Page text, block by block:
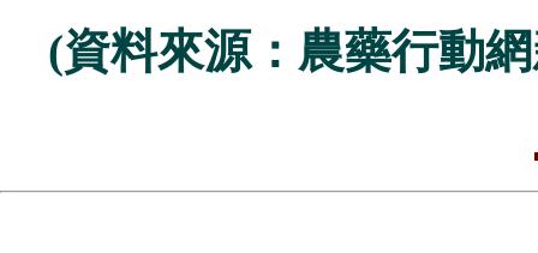
(資料來源：農藥行動